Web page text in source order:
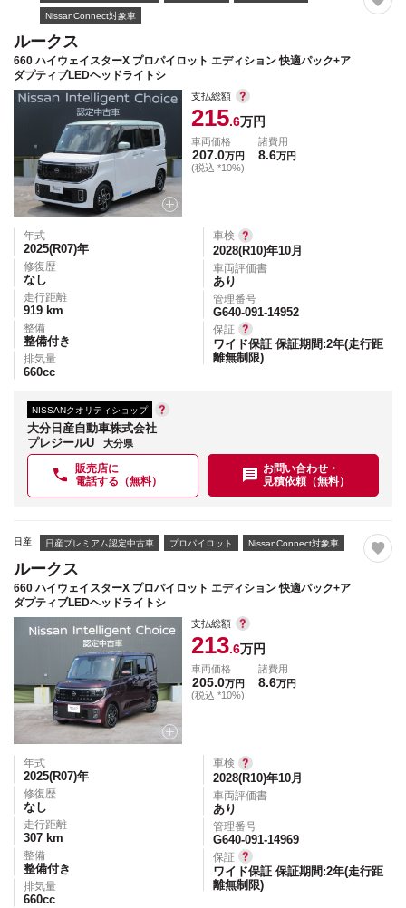
NissanConnect対象車
ルークス
660 ハイウェイスターX プロパイロット エディション 快適パック+ア
ダプティブLEDヘッドライトシ
支払総額
215.6万円
車両価格
207.0万円
(税込 *10%)
諸費用
8.6万円
年式
2025(R07)年
修復歴
なし
走行距離
919 km
整備
整備付き
排気量
660cc
車検
2028(R10)年10月
車両評価書
あり
管理番号
G640-091-14952
保証
ワイド保証 保証期間:2年(走行距
離無制限)
NISSANクオリティショップ
大分日産自動車株式会社
プレジールU
大分県
販売店に
電話する（無料）
お問い合わせ・
見積依頼（無料）
日産 日産プレミアム認定中古車 プロパイロット NissanConnect対象車
ルークス
660 ハイウェイスターX プロパイロット エディション 快適パック+ア
ダプティブLEDヘッドライトシ
支払総額
213.6万円
車両価格
205.0万円
(税込 *10%)
諸費用
8.6万円
年式
2025(R07)年
修復歴
なし
走行距離
307 km
整備
整備付き
排気量
660cc
車検
2028(R10)年10月
車両評価書
あり
管理番号
G640-091-14969
保証
ワイド保証 保証期間:2年(走行距
離無制限)